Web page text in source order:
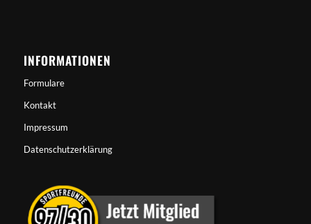
INFORMATIONEN
Formulare
Kontakt
Impressum
Datenschutzerklärung